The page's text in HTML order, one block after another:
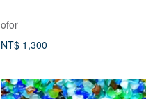
ofor
NT$ 1,300